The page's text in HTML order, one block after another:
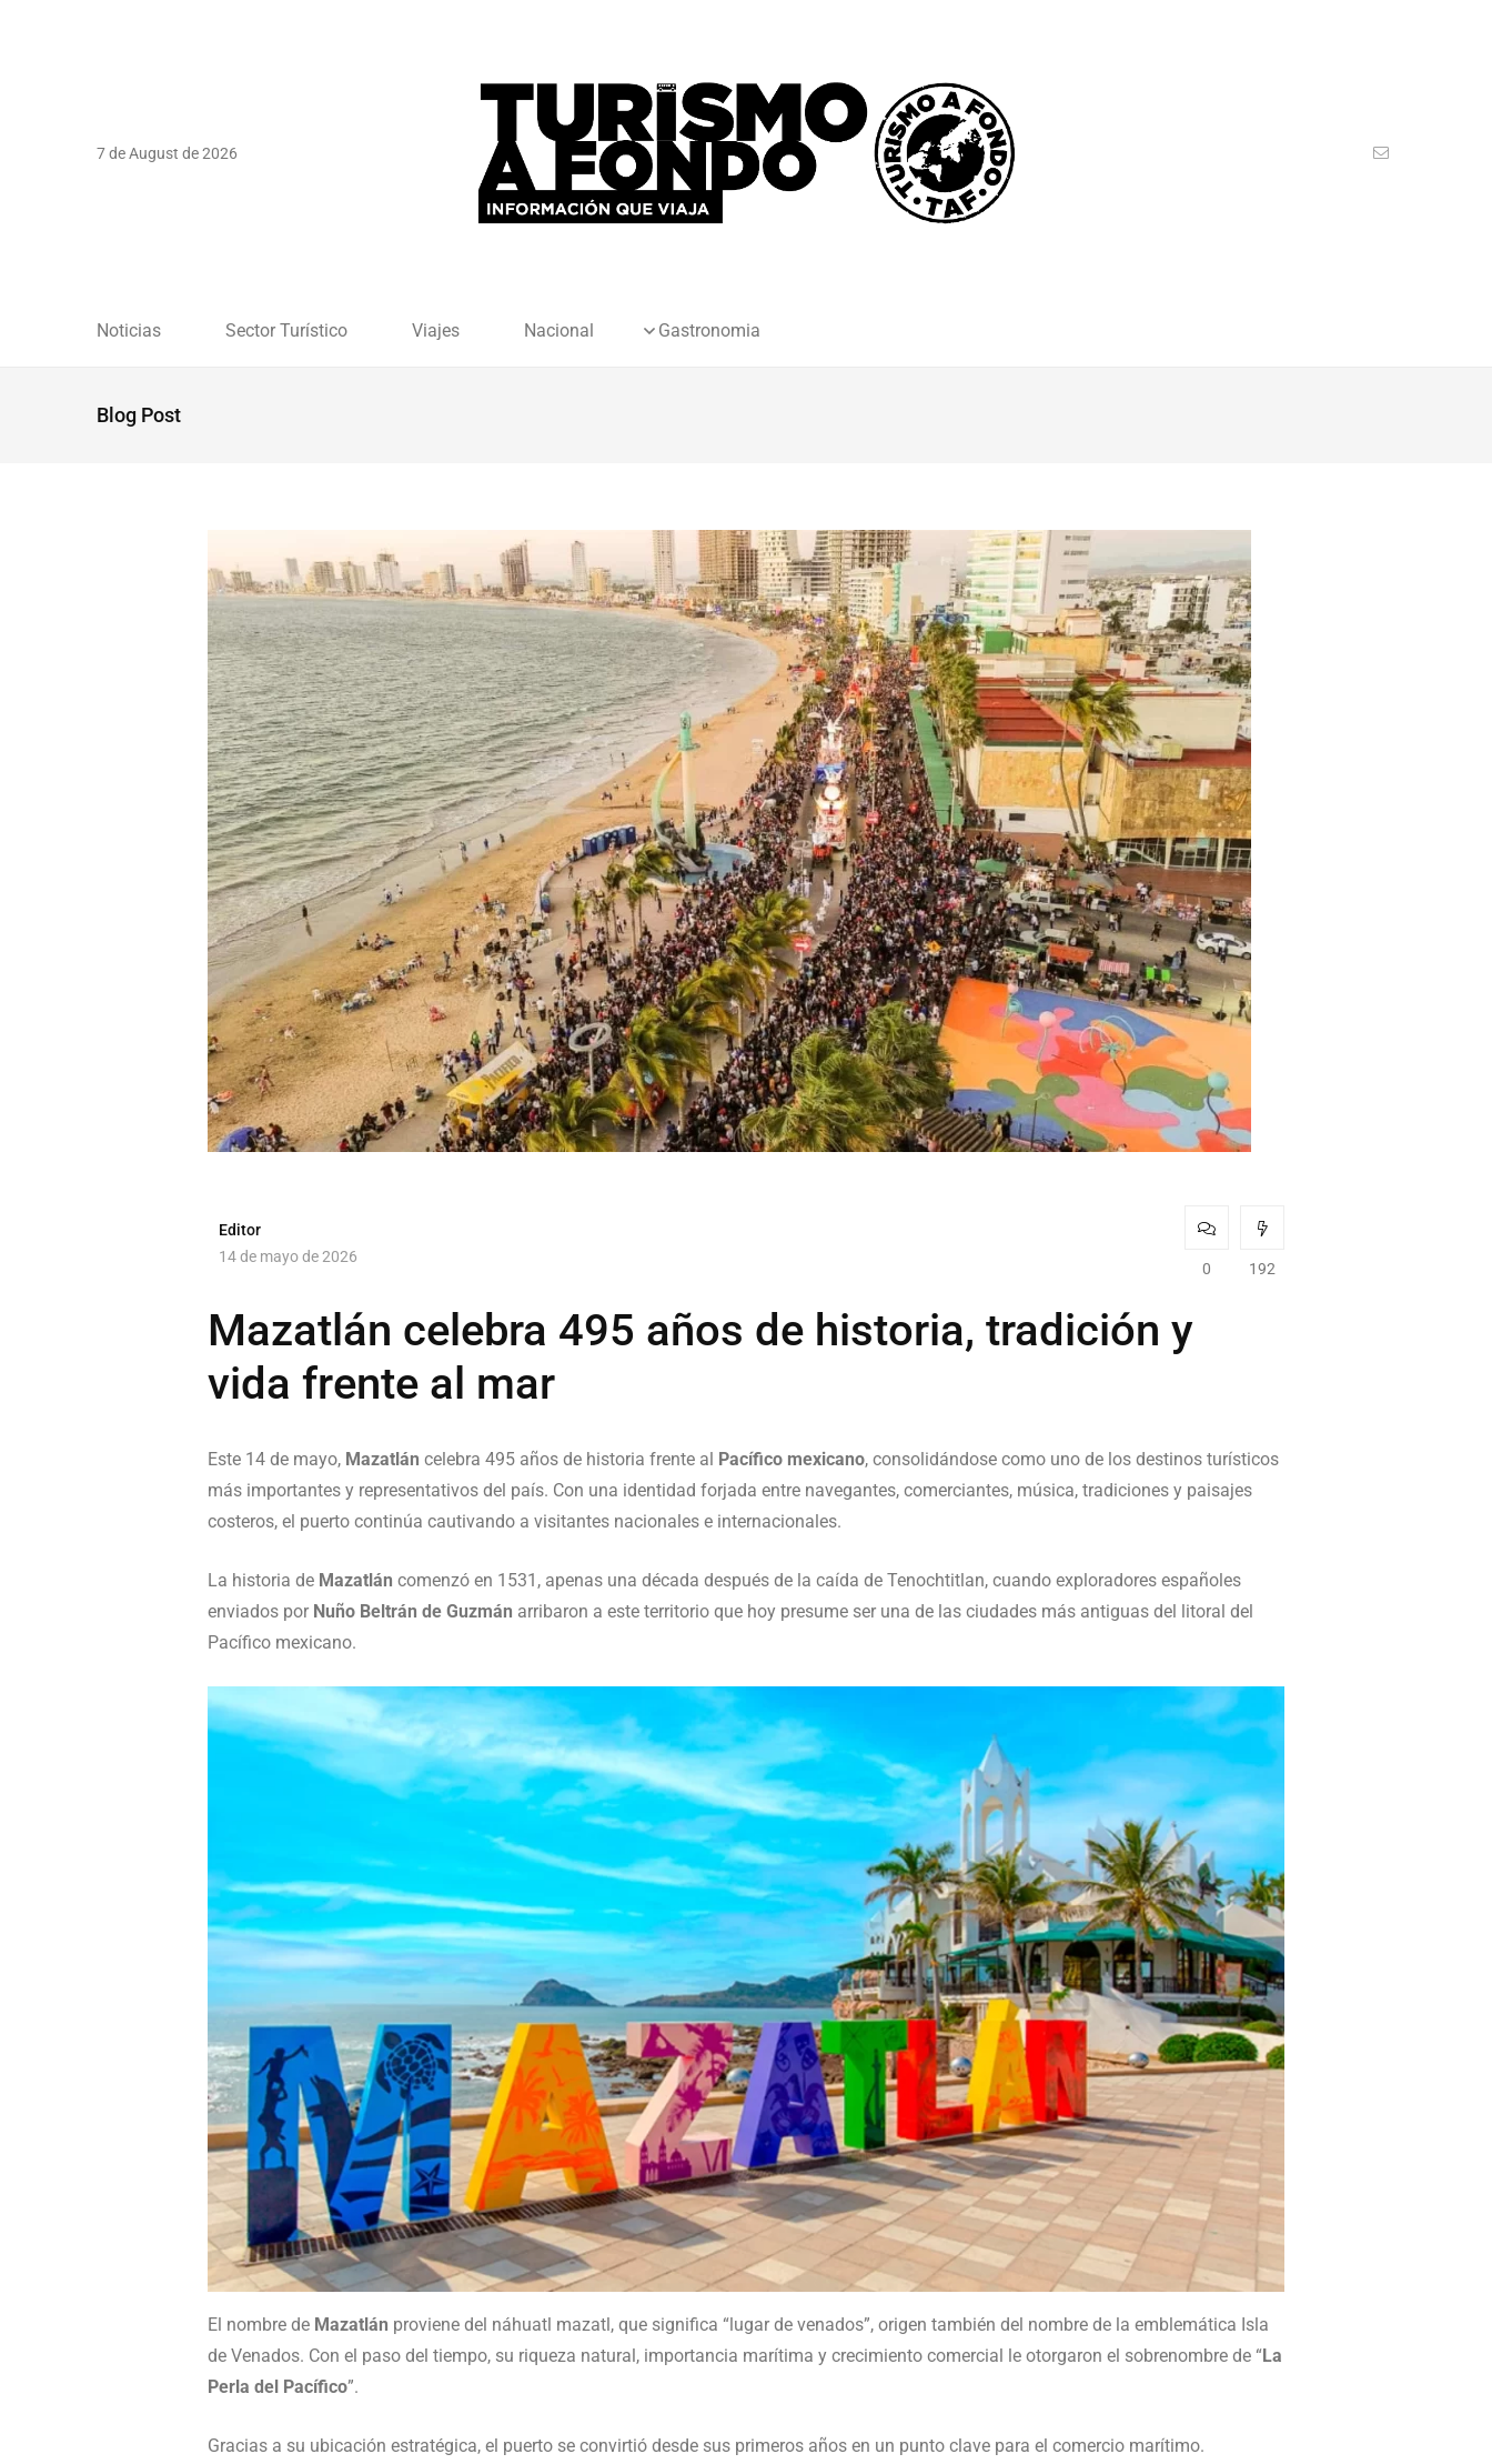
7 de August de 2026
Noticias Sector Turístico Viajes Nacional Gastronomia
Blog Post
Editor
14 de mayo de 2026
0 192
Mazatlán celebra 495 años de historia, tradición y
vida frente al mar
Este 14 de mayo, Mazatlán celebra 495 años de historia frente al Pacífico mexicano, consolidándose como uno de los destinos turísticos
más importantes y representativos del país. Con una identidad forjada entre navegantes, comerciantes, música, tradiciones y paisajes
costeros, el puerto continúa cautivando a visitantes nacionales e internacionales.
La historia de Mazatlán comenzó en 1531, apenas una década después de la caída de Tenochtitlan, cuando exploradores españoles
enviados por Nuño Beltrán de Guzmán arribaron a este territorio que hoy presume ser una de las ciudades más antiguas del litoral del
Pacífico mexicano.
El nombre de Mazatlán proviene del náhuatl mazatl, que significa “lugar de venados”, origen también del nombre de la emblemática Isla
de Venados. Con el paso del tiempo, su riqueza natural, importancia marítima y crecimiento comercial le otorgaron el sobrenombre de “La
Perla del Pacífico”.
Gracias a su ubicación estratégica, el puerto se convirtió desde sus primeros años en un punto clave para el comercio marítimo.